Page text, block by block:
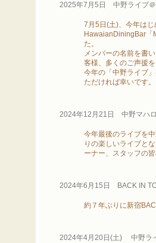
2025年7月5日 中野ライブ＠
7月5日(土)、今年は
HawaianDiningBar「
た。
メンバーの名前を書
客様、多くのご声援
今年の「中野ライブ
ただければ幸いです。
2024年12月21日 中野マハ
今年最後のライブを
りの楽しいライブと
ーナー、スタッフの
2024年6月15日 BACK IN
約７年ぶりに新宿
2024年4月20日(土) 中野ラ